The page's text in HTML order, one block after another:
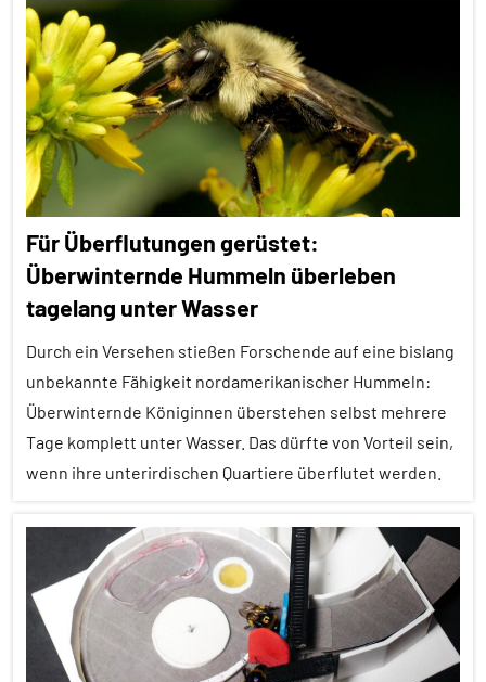
Alle
Artikel
Alle
Themen
Alle
Tiergruppen
Emotionen
Empathie
aktuell
Insekten
Für Überflutungen gerüstet:
Überwinternde Hummeln überleben
tagelang unter Wasser
Durch ein Versehen stießen Forschende auf eine bislang
unbekannte Fähigkeit nordamerikanischer Hummeln:
Überwinternde Königinnen überstehen selbst mehrere
Tage komplett unter Wasser. Das dürfte von Vorteil sein,
wenn ihre unterirdischen Quartiere überflutet werden.
Themen
Alle